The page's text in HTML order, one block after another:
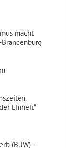
macht
Einheit“
(BUW) –